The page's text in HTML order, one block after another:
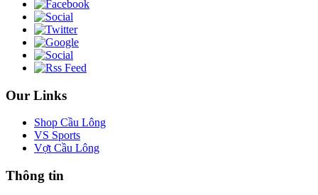
Our Links
Shop Cầu Lông
VS Sports
Vợt Cầu Lông
Thông tin